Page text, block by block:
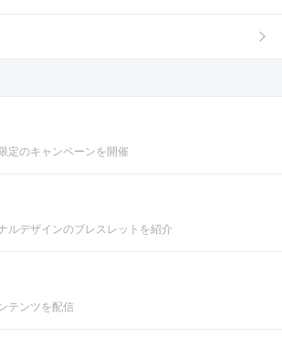
定のキャンペーンを開催
ルデザインのブレスレットを紹介
テンツを配信